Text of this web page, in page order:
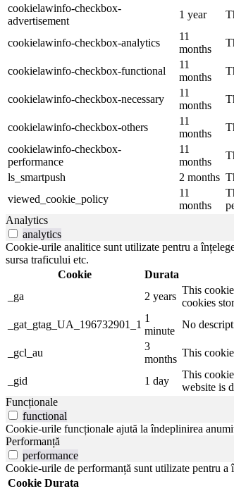
cookielawinfo-checkbox-
advertisement
1 year
cookielawinfo-checkbox-analytics
11
months
cookielawinfo-checkbox-functional
11
months
cookielawinfo-checkbox-necessary
11
months
cookielawinfo-checkbox-others
11
months
cookielawinfo-checkbox-
performance
11
months
ls_smartpush
2 months
viewed_cookie_policy
11
months
Analytics
analytics
Cookie-urile analitice sunt utilizate pentru a
sursa traficului etc.
Cookie
Durata
_ga
2 years
This
cookies
_gat_gtag_UA_196732901_1
1
minute
No
_gcl_au
3
months
This
_gid 1 day
This
website is
Funcționale
functional
Cookie-urile funcționale ajută la îndeplinirea
Performanță
performance
Cookie-urile de performanță sunt utilizate pentru
Cookie Durata